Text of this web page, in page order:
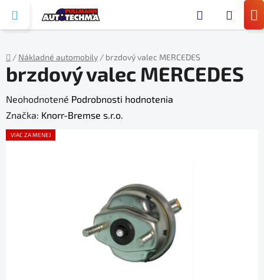
obsah
Domov
/ Nákladné automobily / brzdový valec MERCEDES
brzdový valec MERCEDES
Priemerné
hodnotenie
produktu
Neohodnotené Podrobnosti hodnotenia
Značka: Knorr-Bremse s.r.o.
VIAC ZA MENEJ